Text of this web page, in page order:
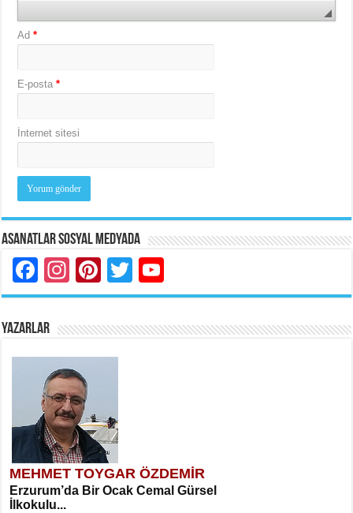
Ad*
E-posta*
İnternet sitesi
Asanatlar Sosyal Medyada
Facebook
Instagram
Pinterest
Twitter
YAZARLAR
MEHMET TOYGAR ÖZDEMİR
Erzurum’da Bir Ocak Cemal Gürsel
İlkokulu...